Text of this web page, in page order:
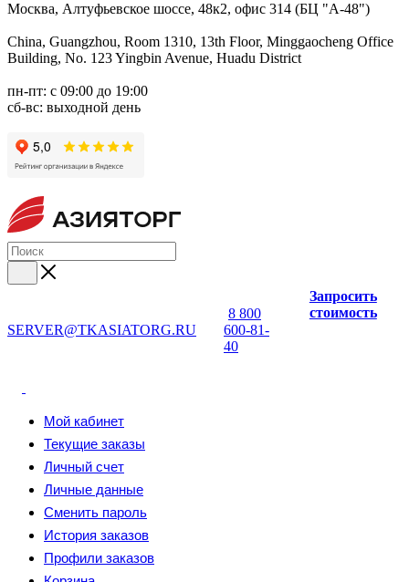
Москва, Алтуфьевское шоссе, 48к2, офис 314 (БЦ "А-48")
China, Guangzhou, Room 1310, 13th Floor, Minggaocheng Office
Building, No. 123 Yingbin Avenue, Huadu District
пн-пт: с 09:00 до 19:00
сб-вс: выходной день
SERVER@TKASIATORG.RU
8 800
600-81-
40
Запросить
стоимость
Мой кабинет
Текущие заказы
Личный счет
Личные данные
Сменить пароль
История заказов
Профили заказов